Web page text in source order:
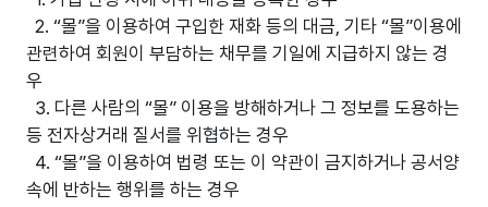
2. “몰”을 이용하여 구입한 재화 등의 대금, 기타 “몰”이용에
관련하여 회원이 부담하는 채무를 기일에 지급하지 않는 경
우
3. 다른 사람의 “몰” 이용을 방해하거나 그 정보를 도용하는
등 전자상거래 질서를 위협하는 경우
4. “몰”을 이용하여 법령 또는 이 약관이 금지하거나 공서양
속에 반하는 행위를 하는 경우